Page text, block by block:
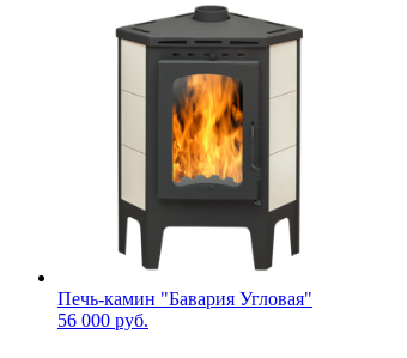
Печь-камин "Бавария Угловая"
56 000 руб.